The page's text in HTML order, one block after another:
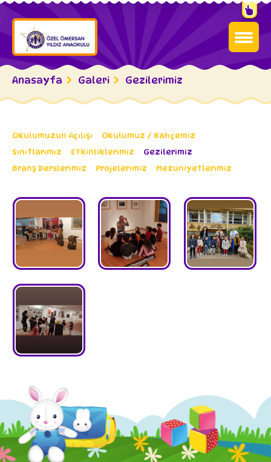
Anasayfa Galeri Gezilerimiz
Okulumuzun Açılışı
Okulumuz / Bahçemiz
Sınıflarımız
Etkinliklerimiz
Gezilerimiz
Branş Derslerimiz
Projelerimiz Mezuniyetlerimiz